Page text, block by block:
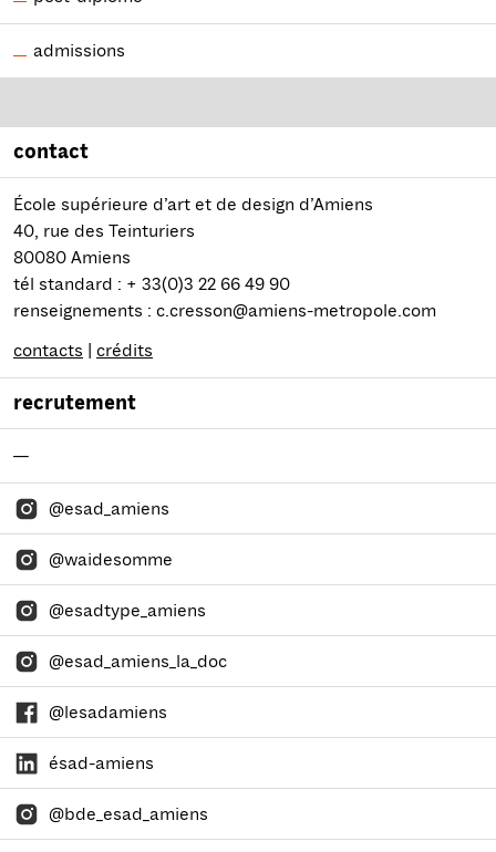
admissions
contact
École supérieure d’art et de design d’Amiens
40, rue des Teinturiers
80080 Amiens
tél standard : + 33(0)3 22 66 49 90
renseignements : c.cresson@amiens-metropole.com
contacts
crédits
recrutement
—
@esad_amiens
@waidesomme
@esadtype_amiens
@esad_amiens_la_doc
@lesadamiens
ésad-amiens
@bde_esad_amiens